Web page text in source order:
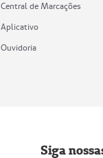
Central de Marcações
Aplicativo
Ouvidoria
Siga